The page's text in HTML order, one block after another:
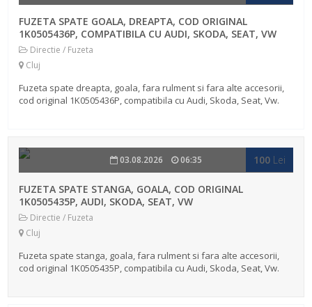
FUZETA SPATE GOALA, DREAPTA, COD ORIGINAL
1K0505436P, COMPATIBILA CU AUDI, SKODA, SEAT, VW
Directie / Fuzeta
Cluj
Fuzeta spate dreapta, goala, fara rulment si fara alte accesorii,
cod original 1K0505436P, compatibila cu Audi, Skoda, Seat, Vw.
100 Lei
03.08.2026 06:35
FUZETA SPATE STANGA, GOALA, COD ORIGINAL
1K0505435P, AUDI, SKODA, SEAT, VW
Directie / Fuzeta
Cluj
Fuzeta spate stanga, goala, fara rulment si fara alte accesorii,
cod original 1K0505435P, compatibila cu Audi, Skoda, Seat, Vw.